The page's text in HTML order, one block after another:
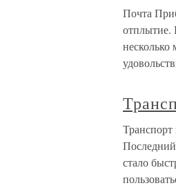
Почта
отплытие.
стало